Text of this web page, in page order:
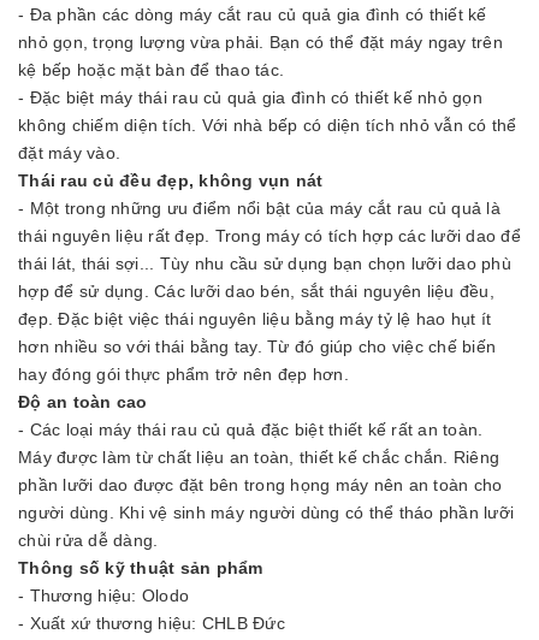
- Đa phần các dòng máy cắt rau củ quả gia đình có thiết kế
nhỏ gọn, trọng lượng vừa phải. Bạn có thể đặt máy ngay trên
kệ bếp hoặc mặt bàn để thao tác.
- Đặc biệt máy thái rau củ quả gia đình có thiết kế nhỏ gọn
không chiếm diện tích. Với nhà bếp có diện tích nhỏ vẫn có thể
đặt máy vào.
Thái rau củ đều đẹp, không vụn nát
- Một trong những ưu điểm nổi bật của máy cắt rau củ quả là
thái nguyên liệu rất đẹp. Trong máy có tích hợp các lưỡi dao để
thái lát, thái sợi... Tùy nhu cầu sử dụng bạn chọn lưỡi dao phù
hợp để sử dụng. Các lưỡi dao bén, sắt thái nguyên liệu đều,
đẹp. Đặc biệt việc thái nguyên liệu bằng máy tỷ lệ hao hụt ít
hơn nhiều so với thái bằng tay. Từ đó giúp cho việc chế biến
hay đóng gói thực phẩm trở nên đẹp hơn.
Độ an toàn cao
- Các loại máy thái rau củ quả đặc biệt thiết kế rất an toàn.
Máy được làm từ chất liệu an toàn, thiết kế chắc chắn. Riêng
phần lưỡi dao được đặt bên trong họng máy nên an toàn cho
người dùng. Khi vệ sinh máy người dùng có thể tháo phần lưỡi
chùi rửa dễ dàng.
Thông số kỹ thuật sản phẩm
- Thương hiệu: Olodo
- Xuất xứ thương hiệu: CHLB Đức